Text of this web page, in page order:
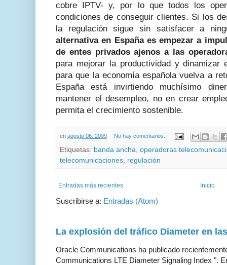
cobre IPTV- y, por lo que todos los
condiciones de conseguir clientes. Si los
la regulación sigue sin satisfacer a
alternativa en España es empezar a
de entes privados ajenos a las
para mejorar la productividad y dinamizar
para que la economía española vuelva a
España está invirtiendo muchísimo
mantener el desempleo, no en crear
permita el crecimiento sostenible.
en agosto 06, 2009 No hay comentarios:
Etiquetas: banda ancha operadoras
telecomunicaciones regulación
Entradas más recientes Inicio
Suscribirse a: Entradas (Atom)
La explosión del tráfico Diameter en
Oracle Communications ha publicado
Communications LTE Diameter Signaling Index ".